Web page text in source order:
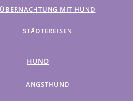
ÜBERNACHTUNG MIT HUND
STÄDTEREISEN
HUND
ANGSTHUND